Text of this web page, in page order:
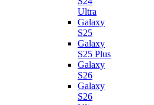
Ultra
Galaxy
S25
Galaxy
S25 Plus
Galaxy
S26
Galaxy
S26